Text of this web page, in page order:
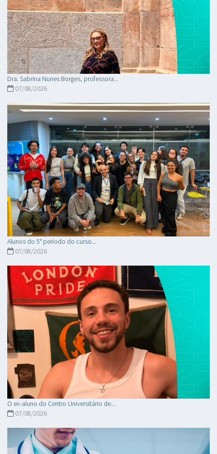
Dra. Sabrina Nunes Borges, professora...
07/08/2026
Alunos do 5° período do curso...
07/08/2026
O ex-aluno do Centro Universitário de...
07/08/2026